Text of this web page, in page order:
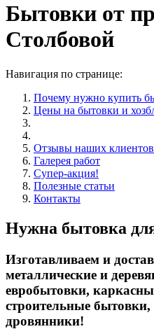
Бытовки от
Столбовой
Навигация по странице:
Почему нужно купить
Цены на бытовки и
Отзывы наших клиентов
Галерея работ
Супер-акция!
Полезные статьи
Контакты
Нужна бытовка
Изготавливаем и
металлические и
евробытовки,
строительные
дровянники!